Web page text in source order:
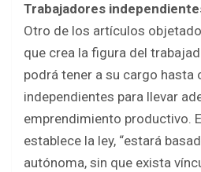
Trabajadores
Otro de los artículos
que crea la figura del
podrá tener a su cargo
independientes para llevar
emprendimiento productivo.
establece la ley, “estará
autónoma, sin que exista